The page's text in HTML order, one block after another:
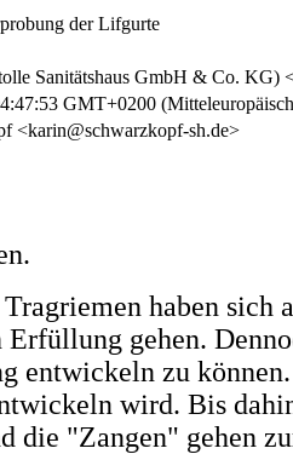
der Lifgurte
Sanitätshaus GmbH & Co. KG)
GMT+0200
<karin@schwarzkopf-sh.de>
haben sich
gehen.
entwickeln zu
wird. Bis
die "Zangen" gehen